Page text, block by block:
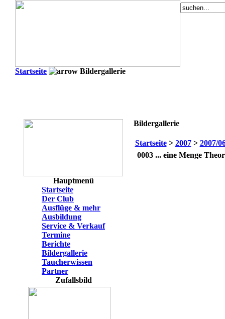
Startseite Bildergallerie
Hauptmenü
Startseite
Der Club
Ausflüge & mehr
Ausbildung
Service & Verkauf
Termine
Berichte
Bildergallerie
Taucherwissen
Partner
Zufallsbild
Bildergallerie
Startseite> 2007> 2007/
0003 ... eine Menge